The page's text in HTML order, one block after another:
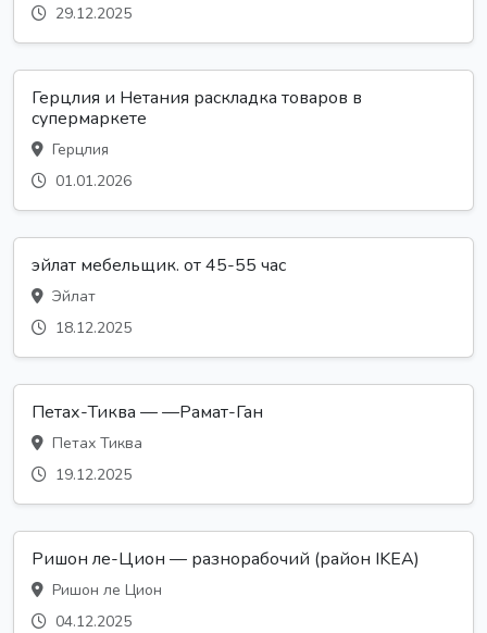
29.12.2025
Герцлия и Нетания раскладка товаров в
супермаркете
Герцлия
01.01.2026
эйлат мебельщик. от 45-55 час
Эйлат
18.12.2025
Петах-Тиква — —Рамат-Ган
Петах Тиква
19.12.2025
Ришон ле-Цион — разнорабочий (район IKEA)
Ришон ле Цион
04.12.2025